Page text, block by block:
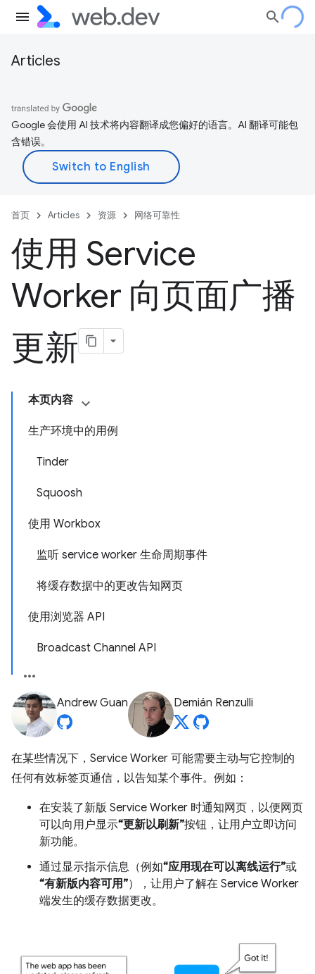
Articles
Google 会使用 AI 技术将内容翻译成您偏好的语言。AI 翻译可能包
含错误。
首页 Articles 资源 网络可靠性
使用 Service
Worker 向页面广播
更新
本页内容
生产环境中的用例
Tinder
Squoosh
使用 Workbox
监听 service worker 生命周期事件
将缓存数据中的更改告知网页
使用浏览器 API
Broadcast Channel API
Andrew Guan Demián Renzulli
在某些情况下，Service Worker 可能需要主动与它控制的
任何有效标签页通信，以告知某个事件。例如：
在安装了新版 Service Worker 时通知网页，以便网页
可以向用户显示“更新以刷新”按钮，让用户立即访问
新功能。
通过显示指示信息（例如“应用现在可以离线运行”或
“有新版内容可用”），让用户了解在 Service Worker
端发生的缓存数据更改。